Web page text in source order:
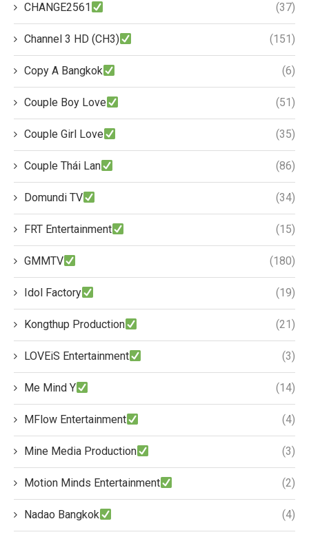
CHANGE2561 (37)
Channel 3 HD (CH3) (151)
Copy A Bangkok (6)
Couple Boy Love (51)
Couple Girl Love (35)
Couple Thái Lan (86)
Domundi TV (34)
FRT Entertainment (15)
GMMTV (180)
Idol Factory (19)
Kongthup Production (21)
LOVEiS Entertainment (3)
Me Mind Y (14)
MFlow Entertainment (4)
Mine Media Production (3)
Motion Minds Entertainment (2)
Nadao Bangkok (4)